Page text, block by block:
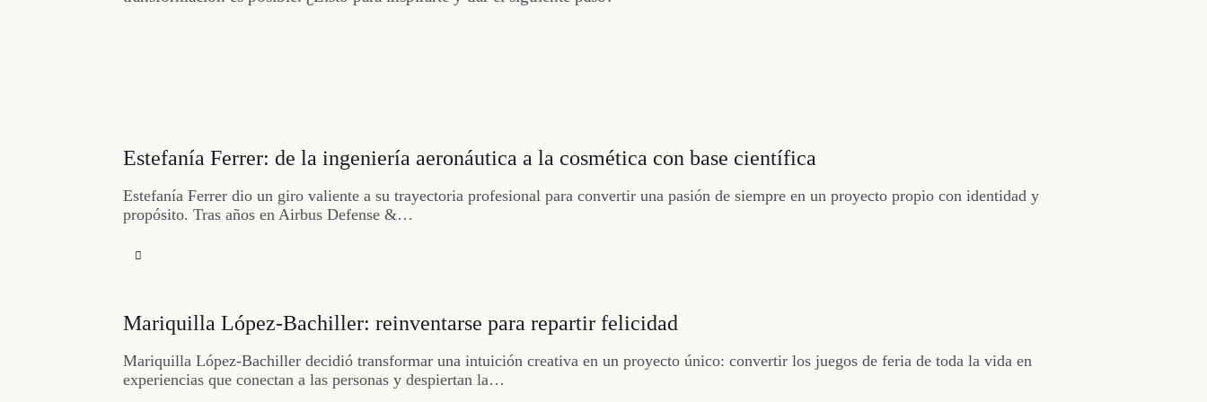
Estefanía Ferrer: de la ingeniería aeronáutica a la cosmética con base científica
Estefanía Ferrer dio un giro valiente a su trayectoria profesional para convertir una pasión de siempre en un proyecto propio con identidad y
propósito. Tras años en Airbus Defense &…
Mariquilla López-Bachiller: reinventarse para repartir felicidad
Mariquilla López-Bachiller decidió transformar una intuición creativa en un proyecto único: convertir los juegos de feria de toda la vida en
experiencias que conectan a las personas y despiertan la…